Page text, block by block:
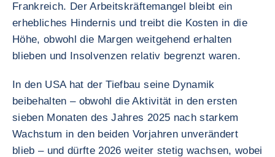
Frankreich. Der Arbeitskräftemangel bleibt ein
erhebliches Hindernis und treibt die Kosten in die
Höhe, obwohl die Margen weitgehend erhalten
blieben und Insolvenzen relativ begrenzt waren.
In den USA hat der Tiefbau seine Dynamik
beibehalten – obwohl die Aktivität in den ersten
sieben Monaten des Jahres 2025 nach starkem
Wachstum in den beiden Vorjahren unverändert
blieb – und dürfte 2026 weiter stetig wachsen, wobei